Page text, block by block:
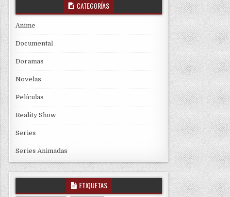
CATEGORÍAS
Anime
Documental
Doramas
Novelas
Películas
Reality Show
Series
Series Animadas
ETIQUETAS